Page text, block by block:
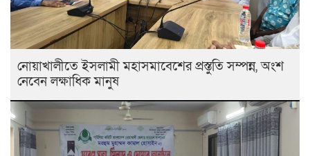
নোয়াখালীতে ইসলামী মহাসমাবেশের প্রস্তুতি সম্পন্ন, অংশ
নেবেন লক্ষাধিক মানুষ